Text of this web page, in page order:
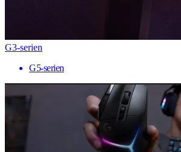
G3-serien
G5-serien